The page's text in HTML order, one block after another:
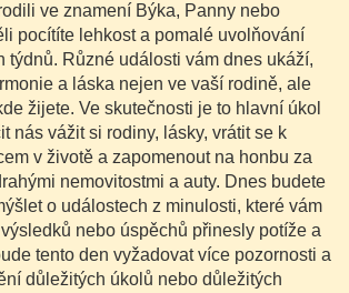
ve znamení Býka, Panny nebo
pocítíte lehkost a pomalé uvolňování
týdnů. Různé události vám dnes ukáží,
a láska nejen ve vaší rodině, ale
žijete. Ve skutečnosti je to hlavní úkol
nás vážit si rodiny, lásky, vrátit se k
v životě a zapomenout na honbu za
nemovitostmi a auty. Dnes budete
o událostech z minulosti, které vám
nebo úspěchů přinesly potíže a
tento den vyžadovat více pozornosti a
důležitých úkolů nebo důležitých